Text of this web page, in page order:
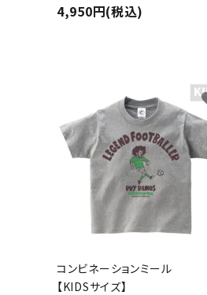
4,950円(税込)
コンビネーションミール
【KIDSサイズ】